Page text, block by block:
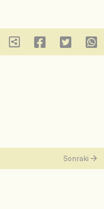
Sonraki